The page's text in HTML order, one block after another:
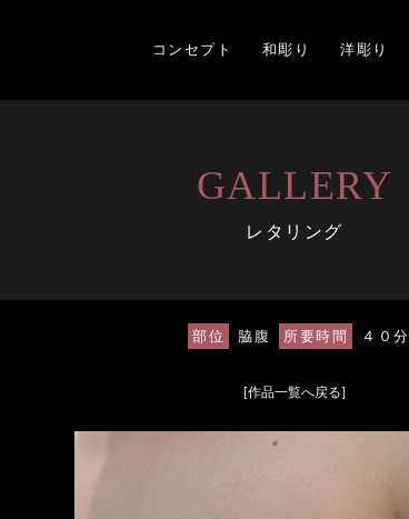
コンセプト 和彫り 洋彫り
GALLERY
レタリング
部位 脇腹 所要時間 ４０分